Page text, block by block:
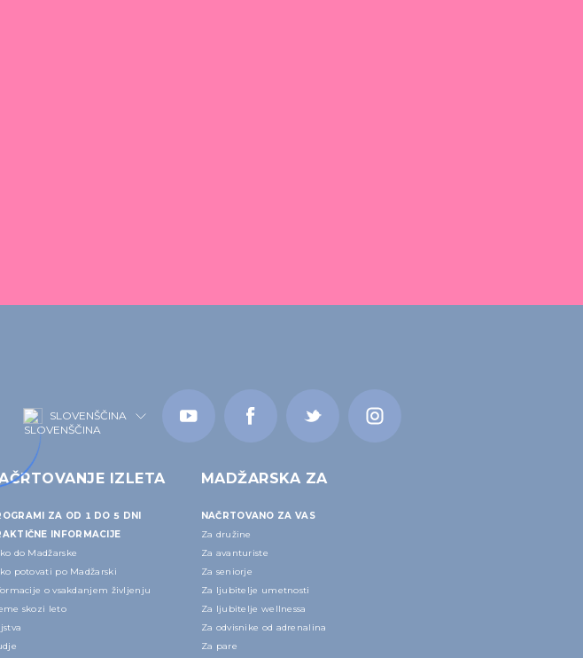
SLOVENŠČINA
IZLETA
ZA OD 1 DO 5 DNI
INFORMACIJE
do Madžarske
potovati po Madžarski
o vsakdanjem življenju
skozi leto
MADŽARSKA ZA
NAČRTOVANO ZA VAS
Za družine
Za avanturiste
Za seniorje
Za ljubitelje umetnosti
Za ljubitelje wellnessa
Za odvisnike od adrenalina
Za pare